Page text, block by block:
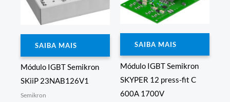
SAIBA MAIS
Módulo IGBT Semikron
SKiiP 23NAB126V1
Semikron
SAIBA MAIS
Módulo IGBT Semikron
SKYPER 12 press-fit C
600A 1700V